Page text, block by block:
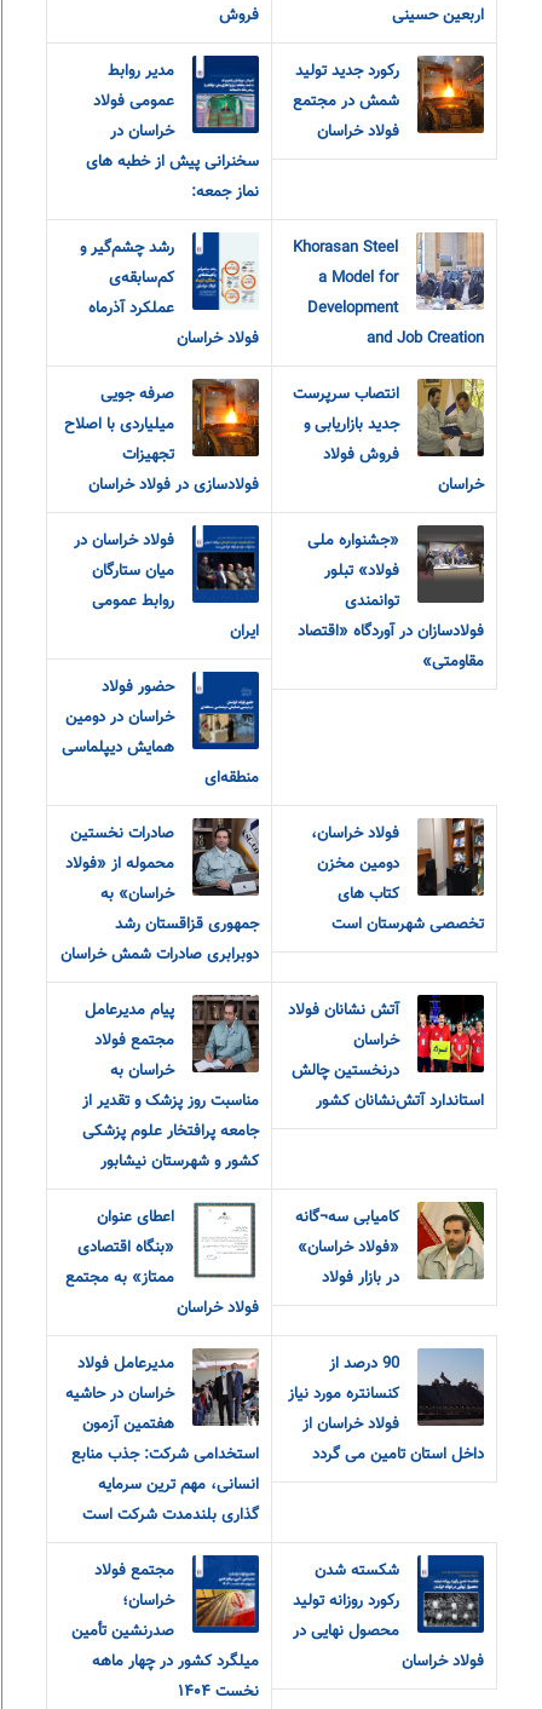
اربعین حسینی
فروش
رکورد جدید تولید
شمش در مجتمع
فولاد خراسان
مدیر روابط
عمومی فولاد
خراسان در
سخنرانی پیش از خطبه های
نماز جمعه:
Khorasan Steel
a Model for
Development
and Job Creation
رشد چشم‌گیر و
کم‌سابقه‌ی
عملکرد آذرماه
فولاد خراسان
انتصاب سرپرست
جدید بازاریابی و
فروش فولاد
خراسان
صرفه جویی
میلیاردی با اصلاح
تجهیزات
فولادسازی در فولاد خراسان
«جشنواره ملی
فولاد» تبلور
توانمندی
فولادسازان در آوردگاه «اقتصاد
مقاومتی»
فولاد خراسان در
میان ستارگان
روابط عمومی
ایران
حضور فولاد
خراسان در دومین
همایش دیپلماسی
منطقه‌ای
فولاد خراسان،
دومین مخزن
کتاب های
تخصصی شهرستان است
صادرات نخستین
محموله از «فولاد
خراسان» به
جمهوری قزاقستان رشد
دوبرابری صادرات شمش خراسان
آتش نشانان فولاد
خراسان
درنخستین چالش
استاندارد آتش‌نشانان کشور
پیام مدیرعامل
مجتمع فولاد
خراسان به
مناسبت روز پزشک و تقدیر از
جامعه پرافتخار علوم پزشکی
کشور و شهرستان نیشابور
کامیابی سه¬گانه
«فولاد خراسان»
در بازار فولاد
اعطای عنوان
«بنگاه اقتصادی
ممتاز» به مجتمع
فولاد خراسان
90 درصد از
کنسانتره مورد نیاز
فولاد خراسان از
داخل استان تامین می گردد
مدیرعامل فولاد
خراسان در حاشیه
هفتمین آزمون
استخدامی شرکت: جذب منابع
انسانی، مهم ترین سرمایه
گذاری بلندمدت شرکت است
شکسته شدن
رکورد روزانه تولید
محصول نهایی در
فولاد خراسان
مجتمع فولاد
خراسان؛
صدرنشین تأمین
میلگرد کشور در چهار ماهه
نخست ۱۴۰۴